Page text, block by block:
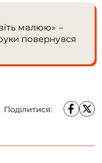
прозових
підлітків "Пси, які
людей";
захисту". Ветеранка
війні. У Frontliner від
малюю» –
повернувся
Поділитися: